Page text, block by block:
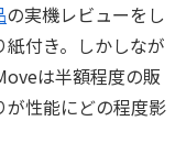
の実機レビューをし
付き。しかしなが
は半額程度の販
が性能にどの程度影